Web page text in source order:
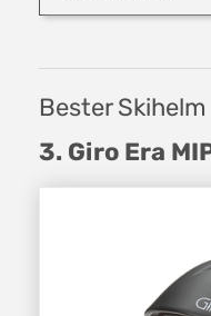
Bester
3. Giro Era